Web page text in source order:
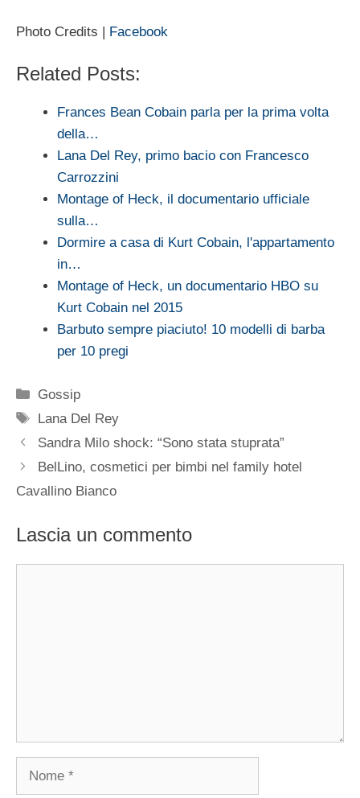
Photo Credits | Facebook
Related Posts:
Frances Bean Cobain parla per la prima volta
della…
Lana Del Rey, primo bacio con Francesco
Carrozzini
Montage of Heck, il documentario ufficiale
sulla…
Dormire a casa di Kurt Cobain, l'appartamento
in…
Montage of Heck, un documentario HBO su
Kurt Cobain nel 2015
Barbuto sempre piaciuto! 10 modelli di barba
per 10 pregi
Categorie
Gossip
Tag
Lana Del Rey
Sandra Milo shock: “Sono stata stuprata”
BelLino, cosmetici per bimbi nel family hotel
Cavallino Bianco
Lascia un commento
Nome